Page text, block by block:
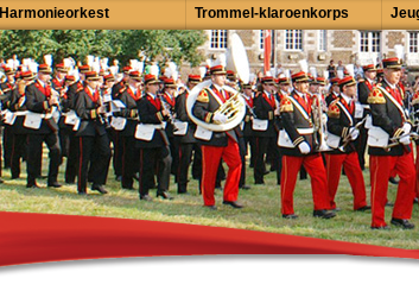
Harmonieorkest Trommel-klaroenkorps